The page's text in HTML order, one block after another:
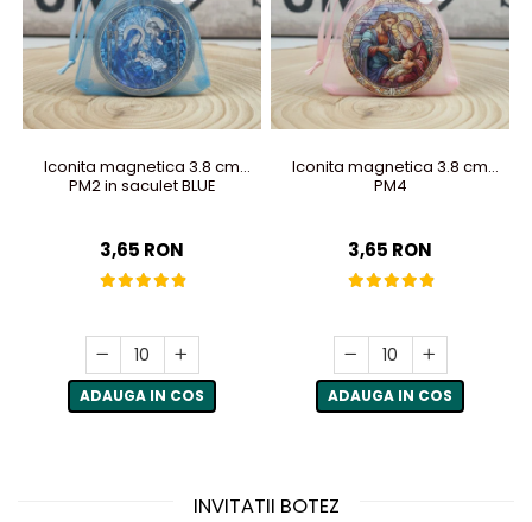
Iconita magnetica 3.8 cm
PM2 in saculet BLUE
3,65 RON
ADAUGA IN COS
Iconita magnetica 3.8 cm
PM4
3,65 RON
ADAUGA IN COS
INVITATII BOTEZ